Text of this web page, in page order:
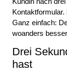
Ganz einfach:
woanders
Drei
hast